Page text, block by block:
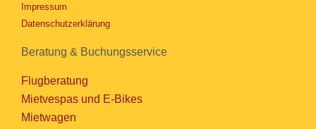
Impressum
Datenschutzerklärung
Beratung & Buchungsservice
Flugberatung
Mietvespas und E-Bikes
Mietwagen